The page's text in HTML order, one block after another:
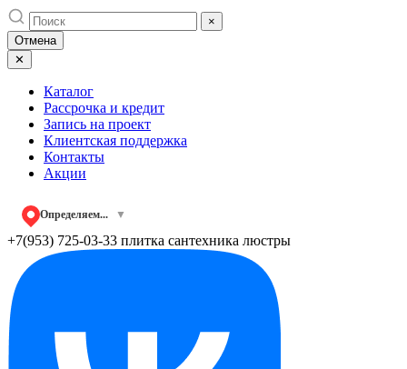
Skip
to
content
×
Отмена
✕
Каталог
Рассрочка и кредит
Запись на проект
Клиентская поддержка
Контакты
Акции
Определяем... ▼
+7(953) 725-03-33 плитка сантехника люстры